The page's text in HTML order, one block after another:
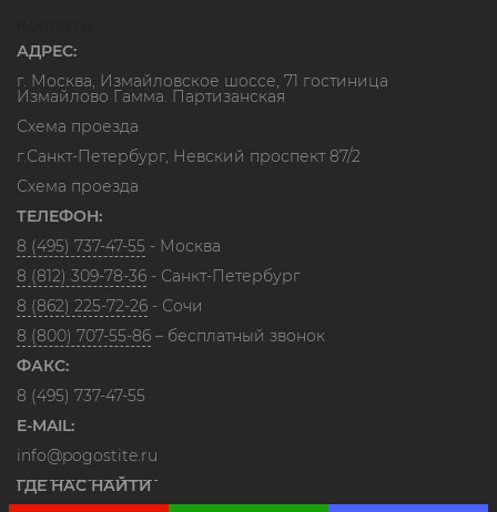
АДРЕС:
г. Москва, Измайловское шоссе, 71 гостиница
Измайлово Гамма. Партизанская
Схема проезда
г.Санкт-Петербург, Невский проспект 87/2
Схема проезда
ТЕЛЕФОН:
8 (495) 737-47-55 - Москва
8 (812) 309-78-36 - Санкт-Петербург
8 (862) 225-72-26 - Сочи
8 (800) 707-55-86 – бесплатный звонок
ФАКС:
8 (495) 737-47-55
E-MAIL:
info@pogostite.ru
ГДЕ НАС НАЙТИ